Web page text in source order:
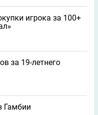
игрока за 100+
за 19-летнего
Гамбии